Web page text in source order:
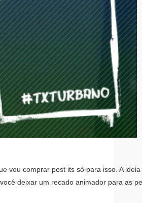
vou comprar post its só para isso. A
deixar um recado animador para as